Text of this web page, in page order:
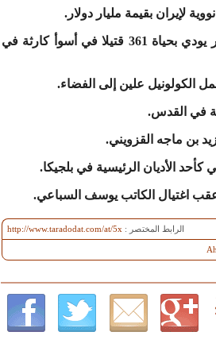
سنة 2002 – حريق في قطار مكتظ بالركاب في مصر يودي بحياة 361 قتيلا في أسوأ كارثة في
الرابط المختصر : http://www.taradodat.com/at/5x